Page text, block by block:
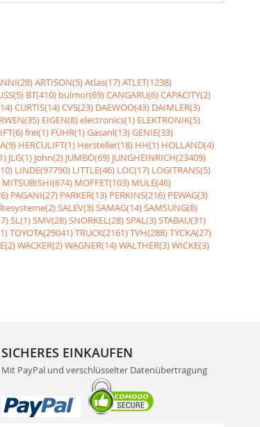
ARTISON(5)Atlas(17)ATLET(1238)
BT(410) bulmor(69)CANGARU(6)CAPACITY(2)
CURTIS(14)CVS(23) DAEWOO(43) DAIMLER(3)
EIGEN(8)electronics(1) ELEKTRONIK(5)
frei(1) FÜHR(1)Gasanl(13)GENIE(33)
HERCULIFT(1) Hersteller(18) HH(1) HOLLAND(4)
JLG(1) John(2) JUMBO(69) JUNGHEINRICH(23409)
LINDE(97790) LITTLE(46) LOC(17) LOGITRANS(5)
MITSUBISHI(674) MOFFET(103) MULE(46)
PAGANI(27) PARKER(13) PERKINS(216) PEWAG(3)
SALEV(3)SAMAG(14)SAMSUNG(8)
SL(1)SMV(28)SNORKEL(28)SPAL(3)STABAU(31)
TOYOTA(29041)TRUCK(2161)TVH(288)TYCKA(27)
WACKER(2)WAGNER(14)WALTHER(3)WICKE(3)
SICHERES EINKAUFEN
Mit PayPal und verschlüsselter Datenübertragung